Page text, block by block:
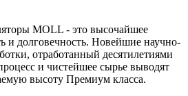
MOLL - это высочайшее
и долговечность. Новейшие научно-
отработанный десятилетиями
и чистейшее сырье выводят
высоту Премиум класса.